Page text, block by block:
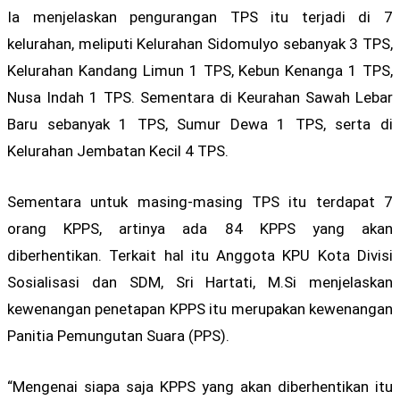
Ia menjelaskan pengurangan TPS itu terjadi di 7
kelurahan, meliputi Kelurahan Sidomulyo sebanyak 3 TPS,
Kelurahan Kandang Limun 1 TPS, Kebun Kenanga 1 TPS,
Nusa Indah 1 TPS. Sementara di Keurahan Sawah Lebar
Baru sebanyak 1 TPS, Sumur Dewa 1 TPS, serta di
Kelurahan Jembatan Kecil 4 TPS.
Sementara untuk masing-masing TPS itu terdapat 7
orang KPPS, artinya ada 84 KPPS yang akan
diberhentikan. Terkait hal itu Anggota KPU Kota Divisi
Sosialisasi dan SDM, Sri Hartati, M.Si menjelaskan
kewenangan penetapan KPPS itu merupakan kewenangan
Panitia Pemungutan Suara (PPS).
“Mengenai siapa saja KPPS yang akan diberhentikan itu